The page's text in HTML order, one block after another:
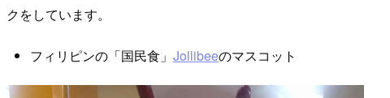
クをしています。
フィリピンの「国民食」 Jollibeeのマスコット